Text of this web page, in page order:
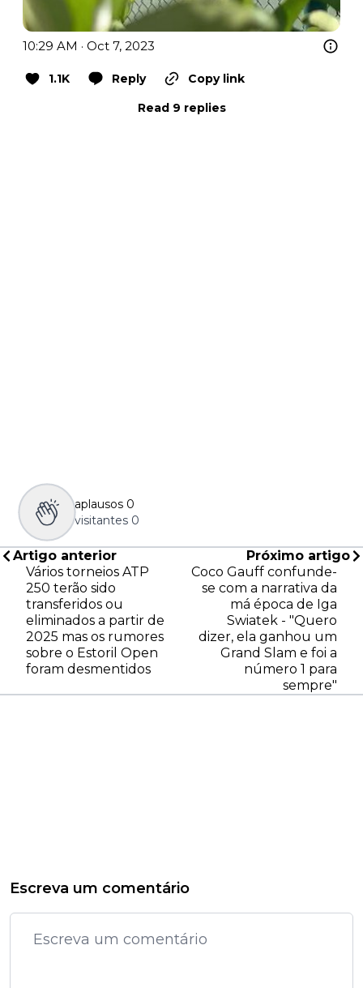
10:29 AM · Oct 7, 2023
1.1K Reply
Copy link
Read 9 replies
aplausos 0
visitantes 0
Artigo anterior
Vários torneios ATP
250 terão sido
transferidos ou
eliminados a partir de
2025 mas os rumores
sobre o Estoril Open
foram desmentidos
Próximo artigo
Coco Gauff confunde-
se com a narrativa da
má época de Iga
Swiatek - "Quero
dizer, ela ganhou um
Grand Slam e foi a
número 1 para
sempre"
Escreva um comentário